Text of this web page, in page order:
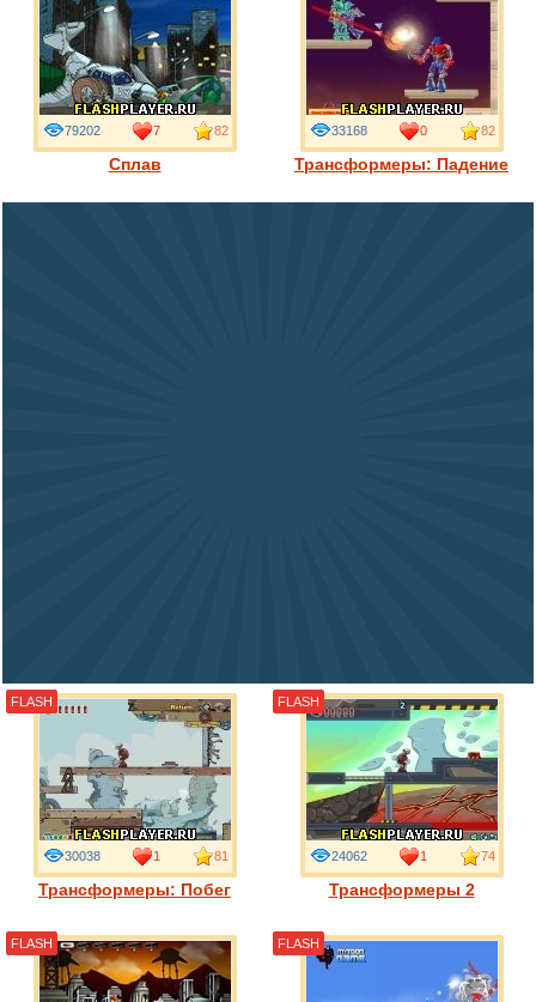
Сплав
79202 7 82
Трансформеры: Падение
33168 0 82
Трансформеры: Побег
30038 1 81
FLASH
Трансформеры 2
24062 1 74
FLASH
FLASH FLASH